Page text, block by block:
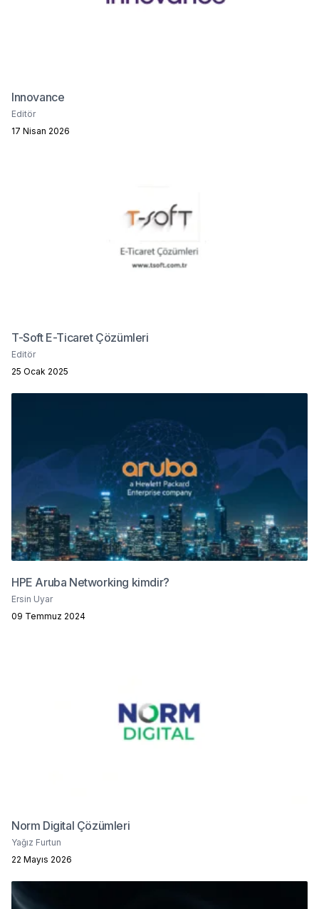
Innovance
Editör
17 Nisan 2026
T-Soft E-Ticaret Çözümleri
Editör
25 Ocak 2025
HPE Aruba Networking kimdir?
Ersin Uyar
09 Temmuz 2024
Norm Digital Çözümleri
Yağız Furtun
22 Mayıs 2026